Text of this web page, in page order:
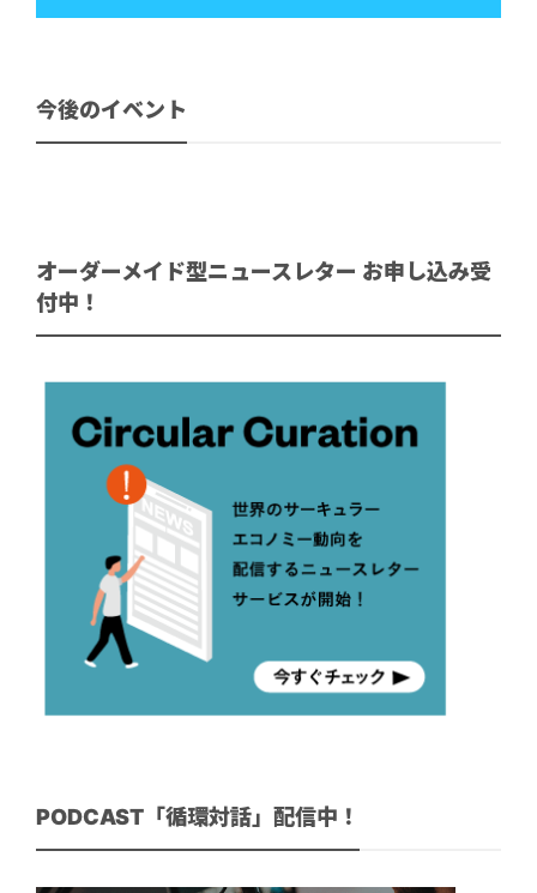
今後のイベント
オーダーメイド型ニュースレター お申し込み受
付中！
PODCAST「循環対話」配信中！